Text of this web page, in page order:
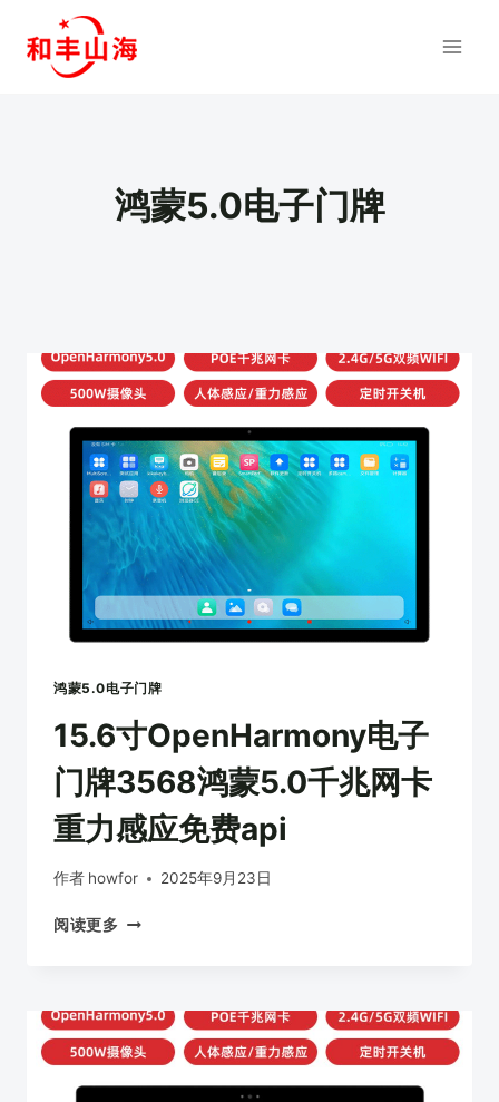
鸿蒙5.0电子门牌
鸿蒙5.0电子门牌
15.6寸OpenHarmony电子
门牌3568鸿蒙5.0千兆网卡
重力感应免费api
作者 howfor 2025年9月23日
阅读更多 15.6
子
门
牌
3568